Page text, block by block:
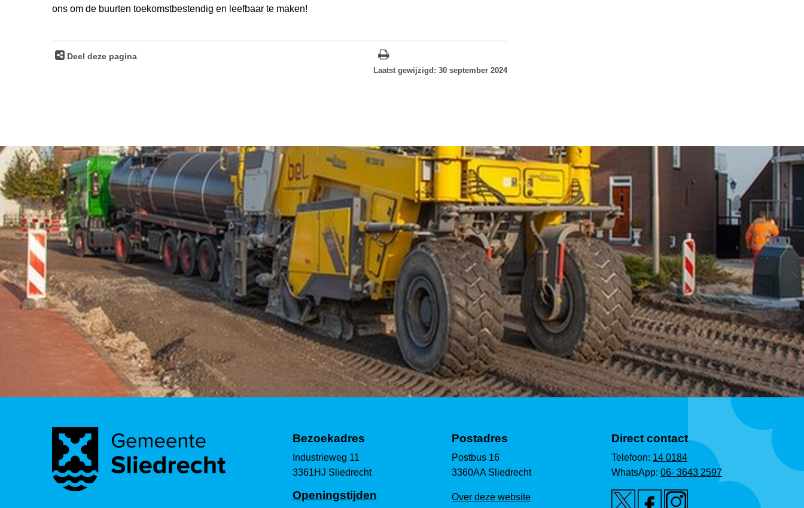
ons om de buurten toekomstbestendig en leefbaar te maken!
Deel deze pagina
Laatst gewijzigd: 30 september 2024
Bezoekadres
Industrieweg 11
3361HJ Sliedrecht
Openingstijden
Postadres
Postbus 16
3360AA Sliedrecht
Over deze website
Direct contact
Telefoon: 14 0184
WhatsApp:06- 3643 2597